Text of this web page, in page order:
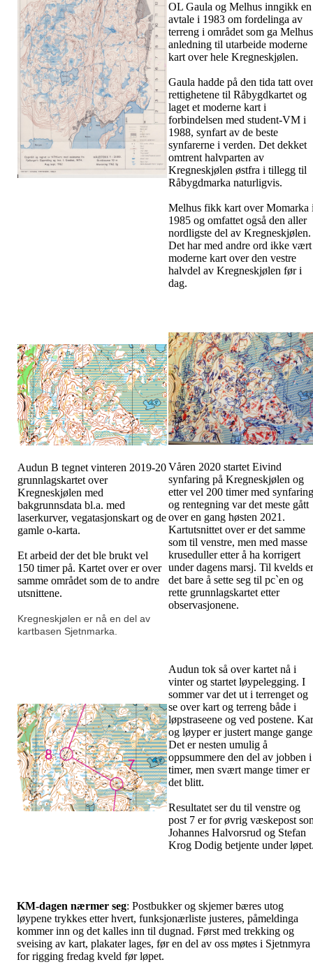
OL Gaula og Melhus inngikk en
avtale i 1983 om fordelinga av
terreng i området som ga Melhus
anledning til utarbeide moderne
kart over hele Kregneskjølen.
Gaula hadde på den tida tatt over
rettighetene til Råbygdkartet og
laget et moderne kart i
forbindelsen med student-VM i
1988, synfart av de beste
synfarerne i verden. Det dekket
omtrent halvparten av
Kregneskjølen østfra i tillegg til
Råbygdmarka naturligvis.
Melhus fikk kart over Momarka
1985 og omfattet også den aller
nordligste del av Kregneskjølen.
Det har med andre ord ikke vært
moderne kart over den vestre
halvdel av Kregneskjølen før i
dag.
Audun B tegnet vinteren 2019-20
grunnlagskartet over
Kregneskjølen med
bakgrunnsdata bl.a. med
laserkurver, vegatasjonskart og de
gamle o-karta.
Et arbeid der det ble brukt vel
150 timer på. Kartet over er over
samme området som de to andre
utsnittene.
Kregneskjølen er nå en del av
kartbasen Sjetnmarka.
Våren 2020 startet Eivind
synfaring på Kregneskjølen og
etter vel 200 timer med synfaring
og rentegning var det meste gått
over en gang høsten 2021.
Kartutsnittet over er det samme
som til venstre, men med masse
kruseduller etter å ha korrigert
under dagens marsj. Til kvelds er
det bare å sette seg til pc`en og
rette grunnlagskartet etter
observasjonene.
Audun tok så over kartet nå i
vinter og startet løypelegging. I
sommer var det ut i terrenget og
se over kart og terreng både i
løpstraseene og ved postene.
og løyper er justert mange
Det er nesten umulig å
oppsummere den del av jobben i
timer, men svært mange timer er
det blitt.
Resultatet ser du til venstre og
post 7 er for øvrig væskepost
Johannes Halvorsrud og Stefan
Krog Dodig betjente under
KM-dagen nærmer seg: Postbukker og skjemer bæres utog
løypene trykkes etter hvert, funksjonærliste justeres, påmeldinga
kommer inn og det kalles inn til dugnad. Først med trekking og
sveising av kart, plakater lages, før en del av oss møtes i Sjetnmyra
for rigging fredag kveld før løpet.